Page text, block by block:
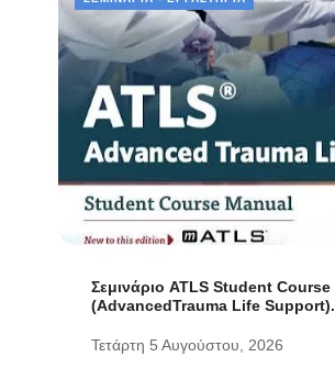
Σεμινάριο ATLS Student Course
(AdvancedTrauma Life Support).
Τετάρτη 5 Αυγούστου, 2026